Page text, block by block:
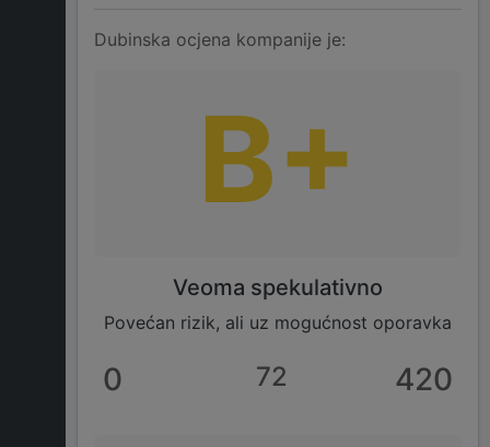
Dubinska ocjena kompanije je:
B+
Veoma spekulativno
Povećan rizik, ali uz mogućnost oporavka
0 72 420